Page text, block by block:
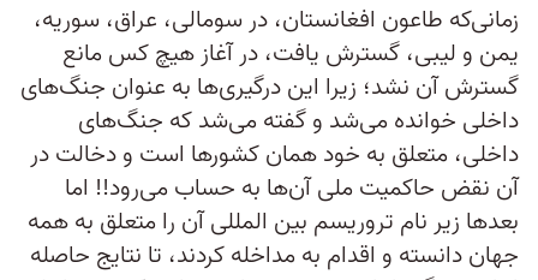
زمانی‌که طاعون افغانستان، در سومالی، عراق، سوریه،
یمن و لیبی، گسترش یافت، در آغاز هیچ کس مانع
گسترش آن نشد؛ زیرا این درگیری‌ها به عنوان جنگ‌های
داخلی خوانده می‌شد و گفته می‌شد که جنگ‌های
داخلی، متعلق به خود همان کشورها است و دخالت در
آن نقض حاکمیت ملی آن‌ها به حساب می‌رود!! اما
بعدها زیر نام تروریسم بین المللی آن را متعلق به همه
جهان دانسته و اقدام به مداخله کردند، تا نتایج حاصله